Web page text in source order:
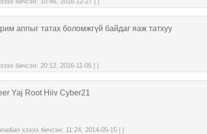
аппыг татах боломжгүй байдаг яаж татхуу
бичсэн: 20:12, 2016-11-05 | |
Yaj Root Hiiv Cyber21
хэзээ бичсэн: 11:24, 2014-05-15 | |